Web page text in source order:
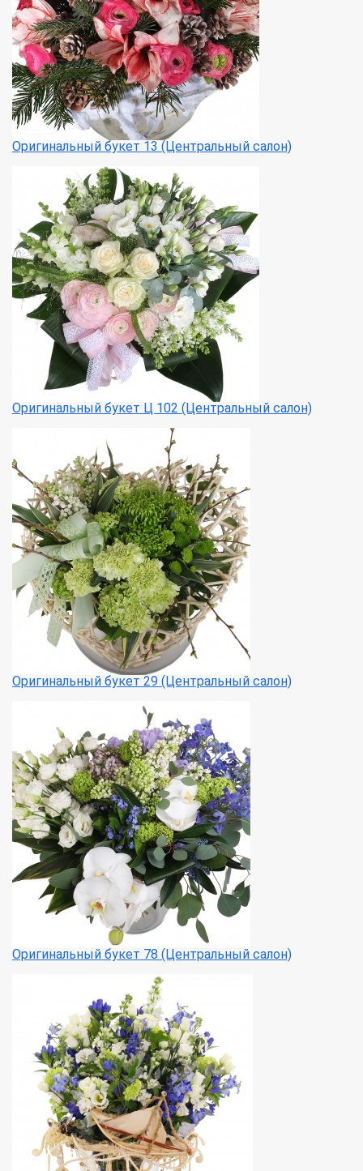
Оригинальный букет 13 (Центральный салон)
Оригинальный букет Ц 102 (Центральный салон)
Оригинальный букет 29 (Центральный салон)
Оригинальный букет 78 (Центральный салон)